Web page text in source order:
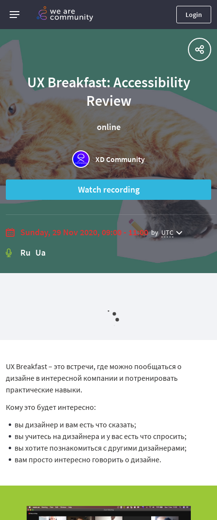
Login
UX Breakfast: Accessibility
Review
online
XD Community
Watch recording
Sunday, 29 Nov 2020, 09:00 - 11:00 by UTC
Ru Ua
UX Breakfast – это встречи, где можно пообщаться о
дизайне в интересной компании и потренировать
практические навыки.
Кому это будет интересно:
вы дизайнер и вам есть что сказать;
вы учитесь на дизайнера и у вас есть что спросить;
вы хотите познакомиться с другими дизайнерами;
вам просто интересно говорить о дизайне.